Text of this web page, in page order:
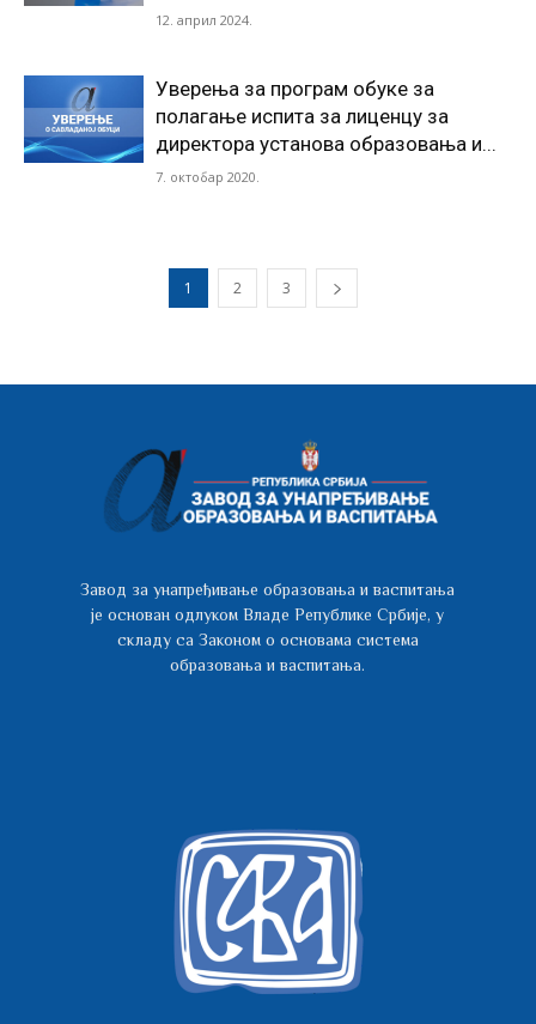
12. април 2024.
Уверења за програм обуке за
полагање испита за лиценцу за
директора установа образовања и...
7. октобар 2020.
1 2 3
Завод за унапређивање образовања и васпитања
је основан одлуком Владе Републике Србије, у
складу са Законом о основама система
образовања и васпитања.